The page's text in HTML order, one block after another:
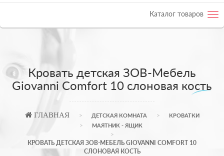
Каталог товаров
Кровать детская ЗОВ-Мебель
Giovanni Comfort 10 слоновая кость
ГЛАВНАЯ ДЕТСКАЯ КОМНАТА
КРОВАТКИ
МАЯТНИК - ЯЩИК
КРОВАТЬ ДЕТСКАЯ ЗОВ-МЕБЕЛЬ GIOVANNI COMFORT 10
СЛОНОВАЯ КОСТЬ